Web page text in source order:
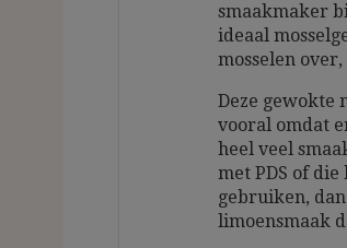
smaakmaker
ideaal
mosselen
Deze gewokte
vooral omdat
heel veel
met PDS of
gebruiken,
limoensmaak